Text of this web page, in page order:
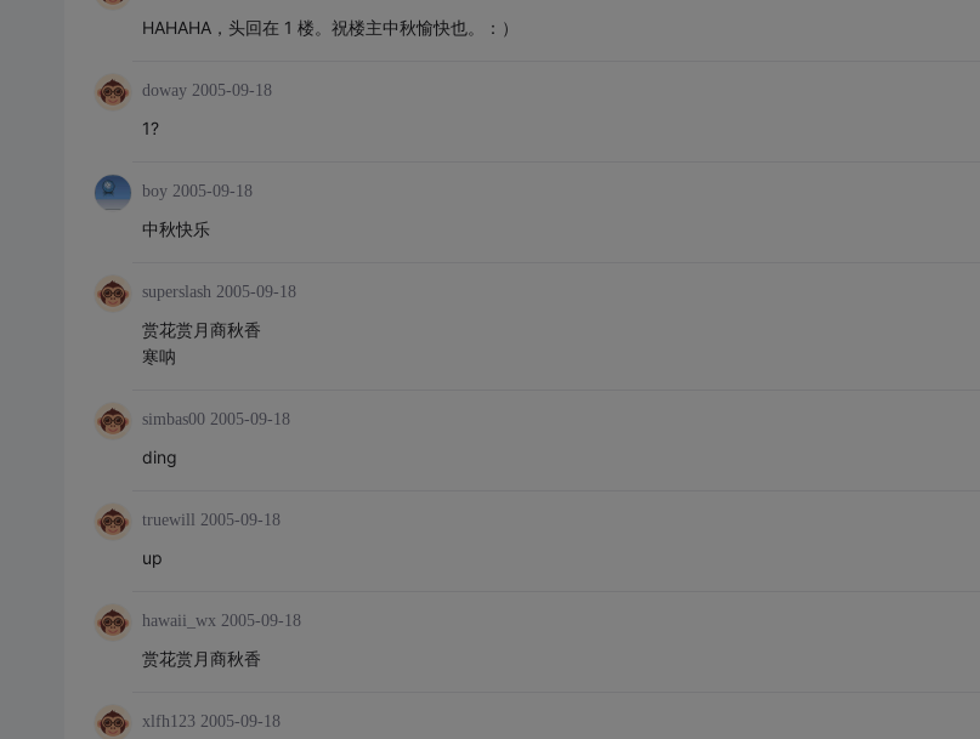
HAHAHA，头回在 1 楼。祝楼主中秋愉快也。：）
doway 2005-09-18
1?
boy 2005-09-18
中秋快乐
superslash 2005-09-18
赏花赏月商秋香
寒呐
simbas00 2005-09-18
ding
truewill 2005-09-18
up
hawaii_wx 2005-09-18
赏花赏月商秋香
xlfh123 2005-09-18